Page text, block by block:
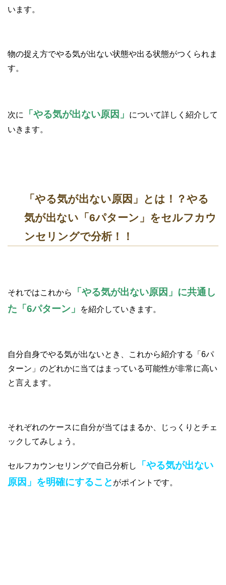
います。
物の捉え方でやる気が出ない状態や出る状態がつくられま
す。
次に 「やる気が出ない原因」
について詳しく紹介して
いきます。
「やる気が出ない原因」とは！？やる
気が出ない「6パターン」をセルフカウ
ンセリングで分析！！
それではこれから
「やる気が出ない原因」に共通し
た「6パターン」
を紹介していきます。
自分自身でやる気が出ないとき、これから紹介する「6パ
ターン」のどれかに当てはまっている可能性が非常に高い
と言えます。
それぞれのケースに自分が当てはまるか、じっくりとチェ
ックしてみしょう。
セルフカウンセリングで自己分析し
「やる気が出ない
原因」を明確にすること がポイントです。